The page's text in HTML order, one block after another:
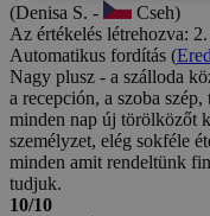
(Denisa S. -
Cseh)
Az értékelés létrehozva:
Automatikus fordítás (
Nagy plusz - a szálloda
a recepción, a szoba
minden nap új törölközőt
személyzet, elég sokféle
minden amit rendeltünk
tudjuk.
10/10